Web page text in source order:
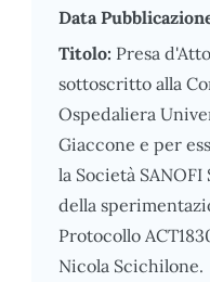
Data
Titolo: Presa
sottoscritto alla
Ospedaliera
Giaccone e per
la Società
della
Protocollo
Nicola Scichilone.